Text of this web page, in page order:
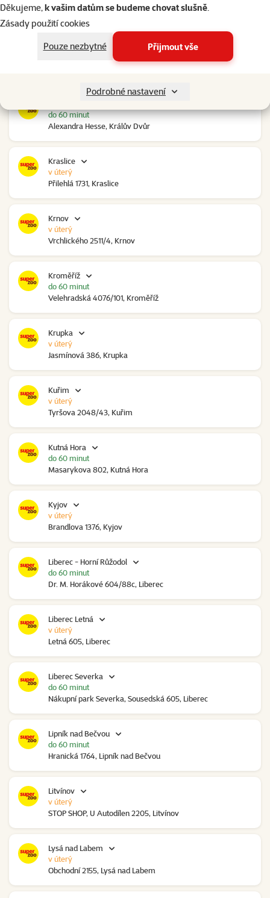
Děkujeme,k vašim datům se budeme chovat slušně.
Zásady použití cookies
Pouze nezbytné
Přijmout vše
Podrobné nastavení
Ovčáry 304, Ovčáry
Kozomín
Alexandra Hesse, Králův Dvůr
do 60 minut
Kraslice
Přilehlá 1731, Kraslice
v úterý
Krnov
Vrchlického 2511/4, Krnov
v úterý
Kroměříž
Velehradská 4076/101, Kroměříž
do 60 minut
Krupka
Jasmínová 386, Krupka
v úterý
Kuřim
Tyršova 2048/43, Kuřim
v úterý
Kutná Hora
Masarykova 802, Kutná Hora
do 60 minut
Kyjov
Brandlova 1376, Kyjov
v úterý
Liberec - Horní Růžodol
Dr. M. Horákové 604/88c, Liberec
do 60 minut
Liberec Letná
Letná 605, Liberec
v úterý
Liberec Severka
Nákupní park Severka, Sousedská 605, Liberec
do 60 minut
Lipník nad Bečvou
Hranická 1764, Lipník nad Bečvou
do 60 minut
Litvínov
STOP SHOP, U Autodílen 2205, Litvínov
v úterý
Lysá nad Labem
Obchodní 2155, Lysá nad Labem
v úterý